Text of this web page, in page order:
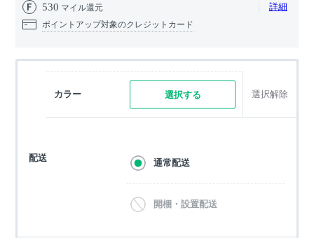
530 マイル還元 詳細
ポイントアップ対象のクレジットカード
カラー 選択する 選択解除
配送 通常配送
開梱・設置配送